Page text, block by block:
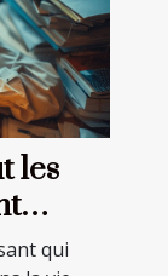
les
qui